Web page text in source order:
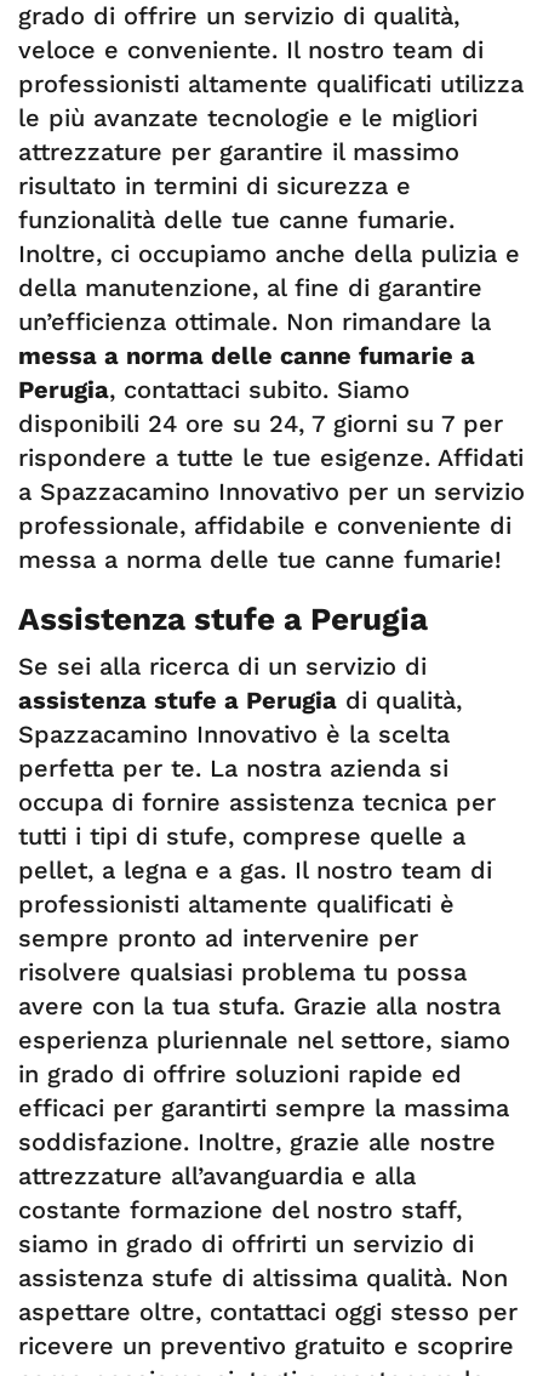
grado di offrire un servizio di qualità,
veloce e conveniente. Il nostro team di
professionisti altamente qualificati utilizza
le più avanzate tecnologie e le migliori
attrezzature per garantire il massimo
risultato in termini di sicurezza e
funzionalità delle tue canne fumarie.
Inoltre, ci occupiamo anche della pulizia e
della manutenzione, al fine di garantire
un’efficienza ottimale. Non rimandare la
messa a norma delle canne fumarie a
Perugia, contattaci subito. Siamo
disponibili 24 ore su 24, 7 giorni su 7 per
rispondere a tutte le tue esigenze. Affidati
a Spazzacamino Innovativo per un servizio
professionale, affidabile e conveniente di
messa a norma delle tue canne fumarie!
Assistenza stufe a Perugia
Se sei alla ricerca di un servizio di
assistenza stufe a Perugia di qualità,
Spazzacamino Innovativo è la scelta
perfetta per te. La nostra azienda si
occupa di fornire assistenza tecnica per
tutti i tipi di stufe, comprese quelle a
pellet, a legna e a gas. Il nostro team di
professionisti altamente qualificati è
sempre pronto ad intervenire per
risolvere qualsiasi problema tu possa
avere con la tua stufa. Grazie alla nostra
esperienza pluriennale nel settore, siamo
in grado di offrire soluzioni rapide ed
efficaci per garantirti sempre la massima
soddisfazione. Inoltre, grazie alle nostre
attrezzature all’avanguardia e alla
costante formazione del nostro staff,
siamo in grado di offrirti un servizio di
assistenza stufe di altissima qualità. Non
aspettare oltre, contattaci oggi stesso per
ricevere un preventivo gratuito e scoprire